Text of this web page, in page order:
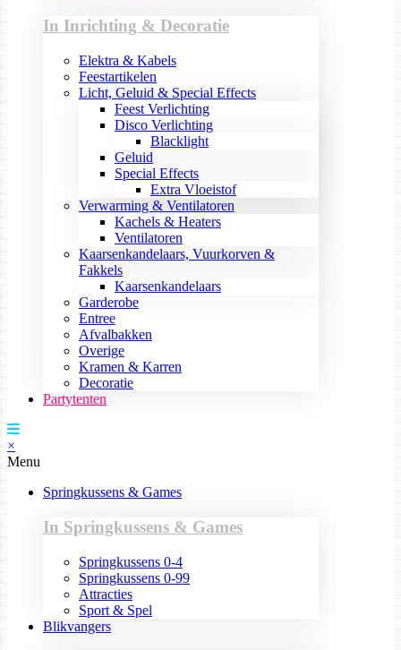
In Inrichting & Decoratie
Elektra & Kabels
Feestartikelen
Licht, Geluid & Special Effects
Feest Verlichting
Disco Verlichting
Blacklight
Geluid
Special Effects
Extra Vloeistof
Verwarming & Ventilatoren
Kachels & Heaters
Ventilatoren
Kaarsenkandelaars, Vuurkorven &
Fakkels
Kaarsenkandelaars
Garderobe
Entree
Afvalbakken
Overige
Kramen & Karren
Decoratie
Partytenten
×
Menu
Springkussens & Games
In Springkussens & Games
Springkussens 0-4
Springkussens 0-99
Attracties
Sport & Spel
Blikvangers